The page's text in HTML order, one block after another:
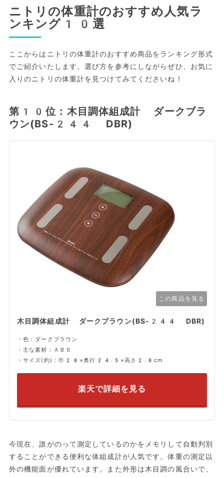
ニトリの体重計のおすすめ人気ラ
ンキング10選
ここからはニトリの体重計のおすすめ商品をランキング形式
でご紹介いたします。選び方を参考にしながらぜひ、お気に
入りのニトリの体重計を見つけてみてくださいね！
第10位：木目調体組成計 ダークブラ
ウン(BS-244 DBR)
この商品を見る
木目調体組成計 ダークブラウン(BS-244 DBR)
・色：ダークブラウン
・主な素材：ＡＢＳ
・サイズ(約)：巾28×奥行24.5×高さ2.8cm
楽天で詳細を見る
今現在、誰がのって測定しているのかをメモリして自動判別
することができる便利な体組成計が人気です。体重の測定以
外の機能面が優れています。また外形は木目調の風合いで、